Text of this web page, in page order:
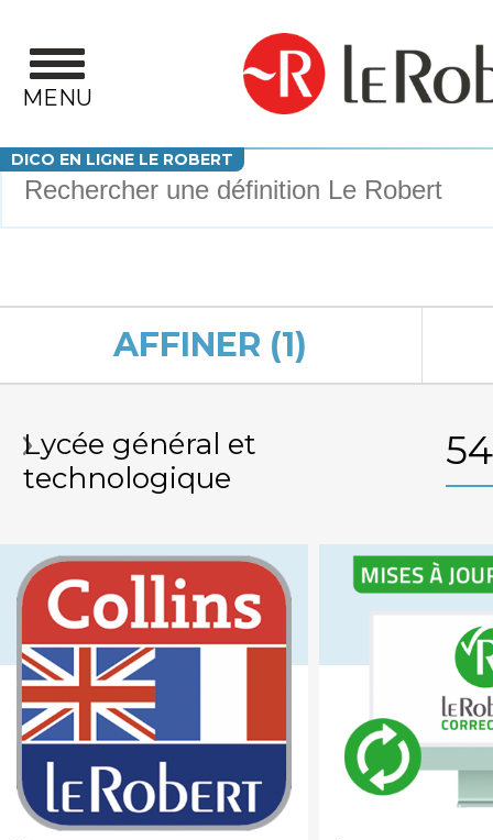
MENU
DICO EN LIGNE LE ROBERT
Votre recherche
AFFINER (1)
Lycée général et
technologique